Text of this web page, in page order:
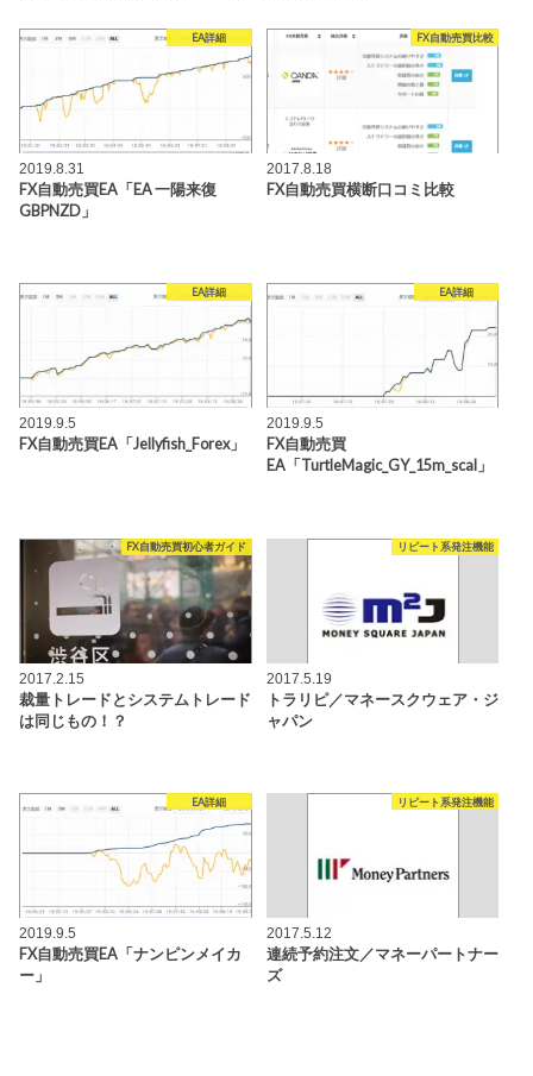
EA詳細
2019.8.31
FX自動売買EA「EA 一陽来復
GBPNZD」
FX自動売買比較
2017.8.18
FX自動売買横断口コミ比較
EA詳細
2019.9.5
FX自動売買EA「Jellyfish_Forex」
EA詳細
2019.9.5
FX自動売買
EA「TurtleMagic_GY_15m_scal」
FX自動売買初心者ガイド
2017.2.15
裁量トレードとシステムトレード
は同じもの！？
リピート系発注機能
2017.5.19
トラリピ／マネースクウェア・ジ
ャパン
EA詳細
2019.9.5
FX自動売買EA「ナンピンメイカ
ー」
リピート系発注機能
2017.5.12
連続予約注文／マネーパートナー
ズ